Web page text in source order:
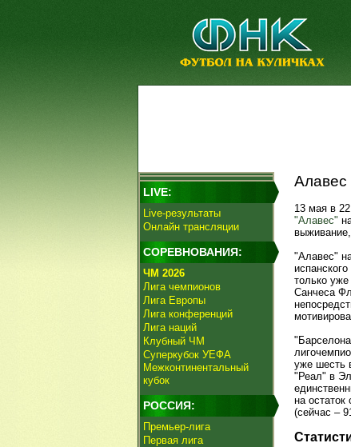
LIVE:
Live-результаты
Онлайн трансляции
СОРЕВНОВАНИЯ:
ЧМ 2026
Лига чемпионов
Лига Европы
Лига конференций
Лига наций
Клубный ЧМ
Суперкубок УЕФА
Межконтинентальный
кубок
РОССИЯ:
Премьер-лига
Первая лига
Алавес
13 мая в
"Алавес"
"Алавес"
только
Санчеса
уже шесть
"Реал" в
на
(сейчас –